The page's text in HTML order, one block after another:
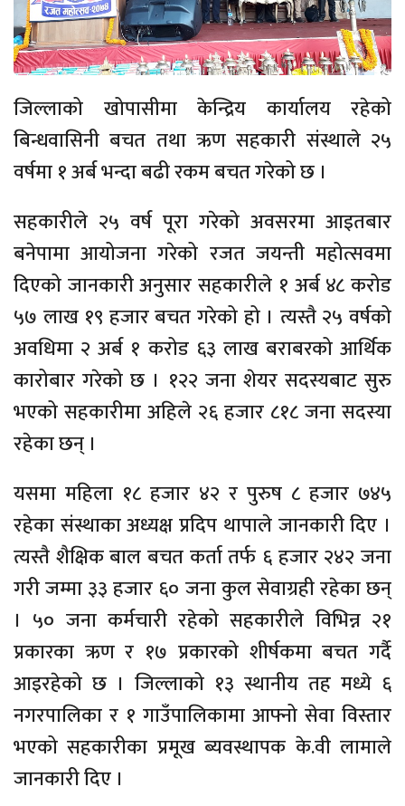
जिल्लाको खोपासीमा केन्द्रिय कार्यालय रहेको
बिन्धवासिनी बचत तथा ऋण सहकारी संस्थाले २५
वर्षमा १ अर्ब भन्दा बढी रकम बचत गरेको छ ।
सहकारीले २५ वर्ष पूरा गरेको अवसरमा आइतबार
बनेपामा आयोजना गरेको रजत जयन्ती महोत्सवमा
दिएको जानकारी अनुसार सहकारीले १ अर्ब ४८ करोड
५७ लाख १९ हजार बचत गरेको हो । त्यस्तै २५ वर्षको
अवधिमा २ अर्ब १ करोड ६३ लाख बराबरको आर्थिक
कारोबार गरेको छ । १२२ जना शेयर सदस्यबाट सुरु
भएको सहकारीमा अहिले २६ हजार ८१८ जना सदस्या
रहेका छन् ।
यसमा महिला १८ हजार ४२ र पुरुष ८ हजार ७४५
रहेका संस्थाका अध्यक्ष प्रदिप थापाले जानकारी दिए ।
त्यस्तै शैक्षिक बाल बचत कर्ता तर्फ ६ हजार २४२ जना
गरी जम्मा ३३ हजार ६० जना कुल सेवाग्रही रहेका छन्
। ५० जना कर्मचारी रहेको सहकारीले विभिन्न २१
प्रकारका ऋण र १७ प्रकारको शीर्षकमा बचत गर्दै
आइरहेको छ । जिल्लाको १३ स्थानीय तह मध्ये ६
नगरपालिका र १ गाउँपालिकामा आफ्नो सेवा विस्तार
भएको सहकारीका प्रमूख ब्यवस्थापक के.वी लामाले
जानकारी दिए ।